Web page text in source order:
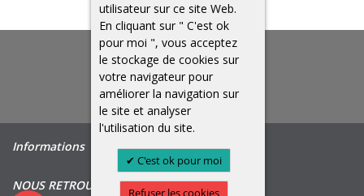
Informations
NOUS RETROUVER
utilisateur sur ce site Web.
En cliquant sur " C'est ok
pour moi ", vous acceptez
le stockage de cookies sur
votre navigateur pour
améliorer la navigation sur
le site et analyser
l'utilisation du site.
C'est ok pour moi
Refuser les cookies